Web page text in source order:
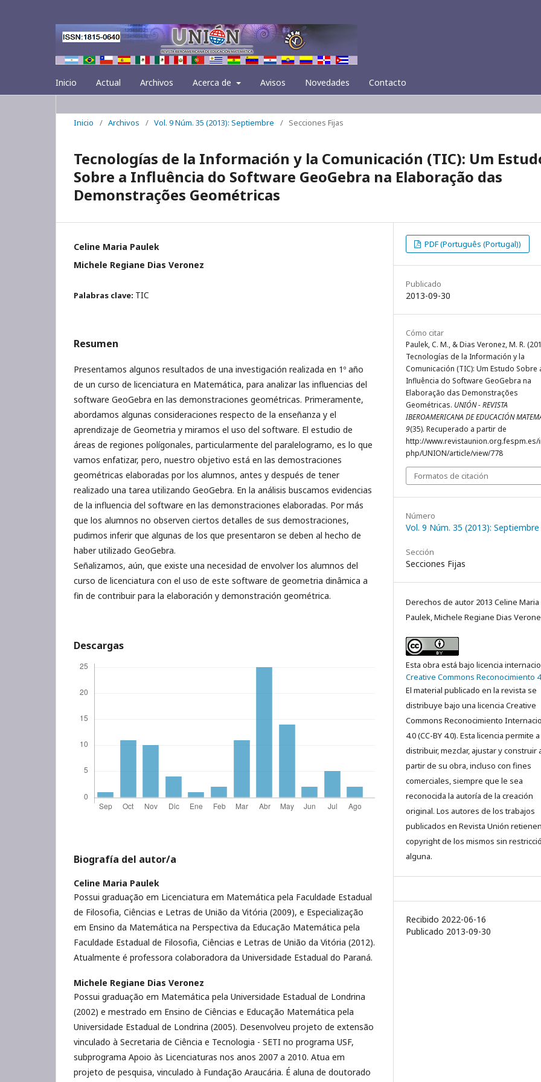
Inicio Actual Archivos Acerca de Avisos Novedades Contacto
Inicio / Archivos / Vol. 9 Núm. 35 (2013): Septiembre / Secciones Fijas
Tecnologías de la Información y la Comunicación (TIC): Um
Sobre a Influência do Software GeoGebra na Elaboração das
Demonstrações Geométricas
Celine Maria Paulek
Michele Regiane Dias Veronez
Palabras clave: TIC
Resumen
Presentamos algunos resultados de una investigación realizada en 1º año
de un curso de licenciatura en Matemática, para analizar las influencias del
software GeoGebra en las demonstraciones geométricas. Primeramente,
abordamos algunas consideraciones respecto de la enseñanza y el
aprendizaje de Geometria y miramos el uso del software. El estudio de
áreas de regiones polígonales, particularmente del paralelogramo, es lo que
vamos enfatizar, pero, nuestro objetivo está en las demostraciones
geométricas elaboradas por los alumnos, antes y después de tener
realizado una tarea utilizando GeoGebra. En la análisis buscamos evidencias
de la influencia del software en las demonstraciones elaboradas. Por más
que los alumnos no observen ciertos detalles de sus demostraciones,
pudimos inferir que algunas de los que presentaron se deben al hecho de
haber utilizado GeoGebra.
Señalizamos, aún, que existe una necesidad de envolver los alumnos del
curso de licenciatura con el uso de este software de geometria dinâmica a
fin de contribuir para la elaboración y demonstración geométrica.
Descargas
Biografía del autor/a
Celine Maria Paulek
Possui graduação em Licenciatura em Matemática pela Faculdade Estadual
de Filosofia, Ciências e Letras de União da Vitória (2009), e Especialização
em Ensino da Matemática na Perspectiva da Educação Matemática pela
Faculdade Estadual de Filosofia, Ciências e Letras de União da Vitória (2012).
Atualmente é professora colaboradora da Universidade Estadual do Paraná.
Michele Regiane Dias Veronez
Possui graduação em Matemática pela Universidade Estadual de Londrina
(2002) e mestrado em Ensino de Ciências e Educação Matemática pela
Universidade Estadual de Londrina (2005). Desenvolveu projeto de extensão
vinculado à Secretaria de Ciência e Tecnologia - SETI no programa USF,
subprograma Apoio às Licenciaturas nos anos 2007 a 2010. Atua em
projeto de pesquisa, vinculado à Fundação Araucária. É aluna de doutorado
PDF (Português (Portugal))
Publicado
2013-09-30
Cómo citar
Paulek, C. M., & Dias Veronez, M. R.
Tecnologías de la Información y la
Comunicación (TIC): Um Estudo Sobre
Influência do Software GeoGebra na
Elaboração das Demonstrações
Geométricas. UNIÓN - REVISTA
IBEROAMERICANA DE EDUCACIÓN
9(35). Recuperado a partir de
http://www.revistaunion.org.fespm.es/
php/UNION/article/view/778
Formatos de citación
Número
Vol. 9 Núm. 35 (2013): Septiembre
Sección
Secciones Fijas
Derechos de autor 2013 Celine Maria
Paulek, Michele Regiane Dias
Esta obra está bajo licencia
Creative Commons Reconocimiento
El material publicado en la revista se
distribuye bajo una licencia Creative
Commons Reconocimiento
4.0 (CC-BY 4.0). Esta licencia permite
distribuir, mezclar, ajustar y construir
partir de su obra, incluso con fines
comerciales, siempre que le sea
reconocida la autoría de la creación
original. Los autores de los trabajos
publicados en Revista Unión
copyright de los mismos sin
alguna.
Recibido 2022-06-16
Publicado 2013-09-30